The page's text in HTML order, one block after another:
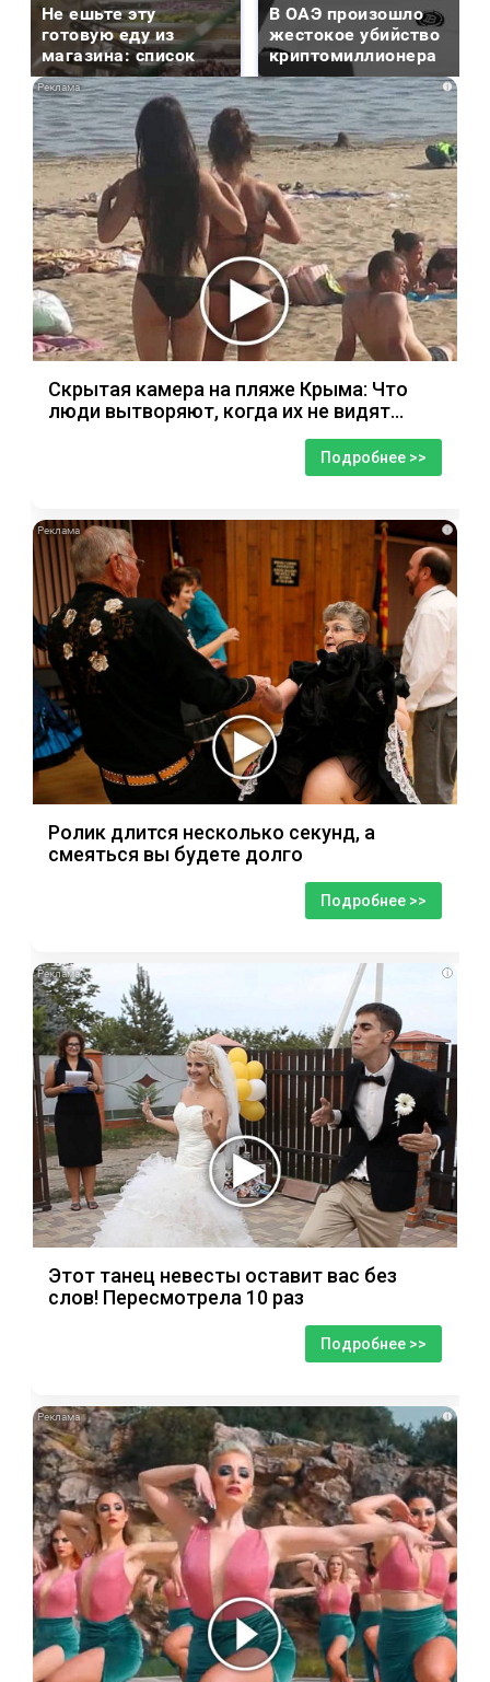
Не ешьте эту
готовую еду из
магазина: список
В ОАЭ произошло
жестокое убийство
криптомиллионера
i
Скрытая камера на пляже Крыма: Что
люди вытворяют, когда их не видят...
Подробнее >>
i
Ролик длится несколько секунд, а
смеяться вы будете долго
Подробнее >>
i
Этот танец невесты оставит вас без
слов! Пересмотрела 10 раз
Подробнее >>
i